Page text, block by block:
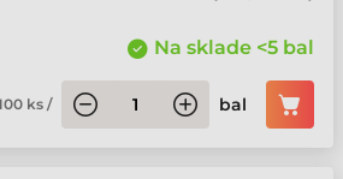
Na sklade <5 bal
ks / bal